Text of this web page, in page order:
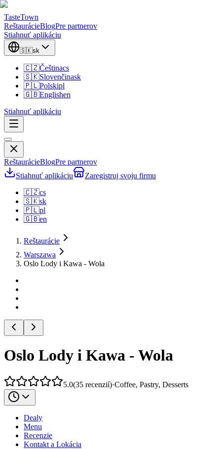
TasteTown
ReštaurácieBlogPre partnerov
Stiahnuť aplikáciu
🇸🇰sk
🇨🇿Češtinacs
🇸🇰Slovenčinask
🇵🇱Polskipl
🇬🇧Englishen
Stiahnuť aplikáciu
ReštaurácieBlogPre partnerov
Stiahnuť aplikáciu
Zaregistruj svoju firmu
🇨🇿cs
🇸🇰sk
🇵🇱pl
🇬🇧en
Reštaurácie
Warszawa
Oslo Lody i Kawa - Wola
Oslo Lody i Kawa - Wola
5.0(35 recenzií)·Coffee, Pastry, Desserts
Dealy
Menu
Recenzie
Kontakt a Lokácia